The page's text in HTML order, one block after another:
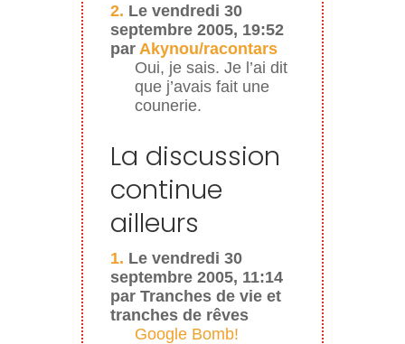
2. Le vendredi 30
septembre 2005, 19:52
par Akynou/racontars
Oui, je sais. Je l’ai dit
que j’avais fait une
counerie.
La discussion
continue
ailleurs
1. Le vendredi 30
septembre 2005, 11:14
par Tranches de vie et
tranches de rêves
Google Bomb!